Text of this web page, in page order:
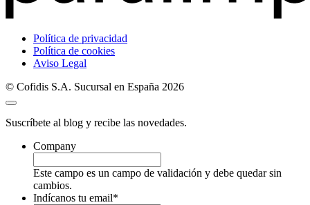
Política de privacidad
Política de cookies
Aviso Legal
© Cofidis S.A. Sucursal en España 2026
Suscríbete al blog y recibe las novedades.
Company
Este campo es un campo de validación y debe quedar sin
cambios.
Indícanos tu email*